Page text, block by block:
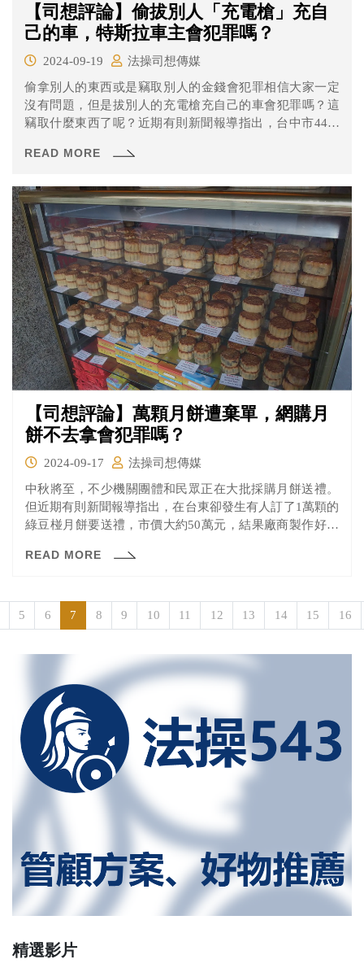
【司想評論】偷拔別人「充電槍」充自
己的車，特斯拉車主會犯罪嗎？
2024-09-19
法操司想傳媒
偷拿別人的東西或是竊取別人的金錢會犯罪相信大家一定
沒有問題，但是拔別人的充電槍充自己的車會犯罪嗎？這
竊取什麼東西了呢？近期有則新聞報導指出，台中市44歲
他卻逕自拔正在充電的充電槍，將充電槍插入自己車內共
損失新台幣380元的充電費，李男偵查時全盤否認竊電，辯
稱「是對方先拔我的槍，我才拔對方的槍」，台中地院依
竊取電能罪判拘役10日，可易科罰金1萬元，非法所得380
元沒收。
READ MORE
【司想評論】萬顆月餅遭棄單，網購月
餅不去拿會犯罪嗎？
2024-09-17
法操司想傳媒
中秋將至，不少機關團體和民眾正在大批採購月餅送禮。
但近期有則新聞報導指出，在台東卻發生有人訂了1萬顆的
綠豆椪月餅要送禮，市價大約50萬元，結果廠商製作好了
元1顆出售，幸好有民意代表和鄉公所出面購買，很快就賣
READ MORE
5 6 7 8 9 10 11 12 13 14 15 16
精選影片